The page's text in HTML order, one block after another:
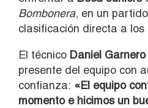
Bombonera, en un
clasificación directa a
El técnico Daniel Garnero
presente del equipo con
confianza: «El equipo
momento e hicimos un